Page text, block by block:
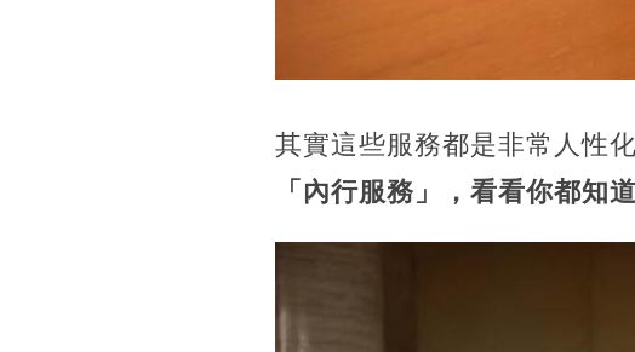
其實這些服務都是非常人性
「內行服務」，看看你都知